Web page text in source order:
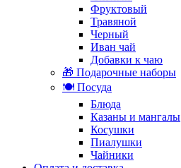
Фруктовый
Травяной
Черный
Иван чай
Добавки к чаю
🎁 Подарочные наборы
🍽️ Посуда
Блюда
Казаны и мангалы
Косушки
Пиалушки
Чайники